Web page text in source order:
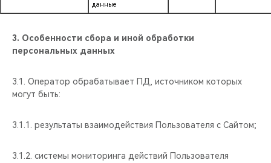
данные
3. Особенности сбора и иной обработки
персональных данных
3.1. Оператор обрабатывает ПД, источником которых
могут быть:
3.1.1. результаты взаимодействия Пользователя с Сайтом;
3.1.2. системы мониторинга действий Пользователя